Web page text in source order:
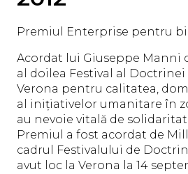
Premiul Enterprise pentru
Acordat lui Giuseppe Manni
al doilea Festival al Doctrinei
Verona pentru calitatea,
al inițiativelor umanitare în
au nevoie vitală de
Premiul a fost acordat de
cadrul Festivalului de
avut loc la Verona la 14